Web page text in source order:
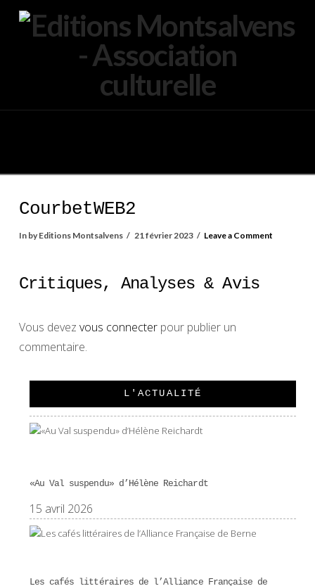
CourbetWEB2
In by Editions Montsalvens 21 février 2023 Leave a Comment
Critiques, Analyses & Avis
Vous devez vous connecterpour publier un
commentaire.
L'ACTUALITÉ
«Au Val suspendu» d’Hélène Reichardt
15 avril 2026
Les cafés littéraires de l’Alliance Française de